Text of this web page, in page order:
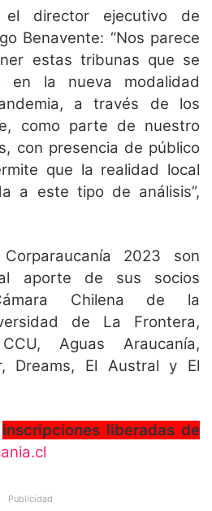
director ejecutivo de
Benavente: “Nos parece
estas tribunas que se
en la nueva modalidad
a través de los
como parte de nuestro
con presencia de público
que la realidad local
a este tipo de análisis”,
2023 son
aporte de sus socios
Chilena de la
de La Frontera,
Aguas Araucanía,
Dreams, El Austral y El
inscripciones liberadas de
Publicidad